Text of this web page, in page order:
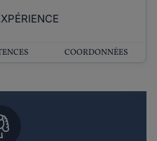
COORDONNÉES